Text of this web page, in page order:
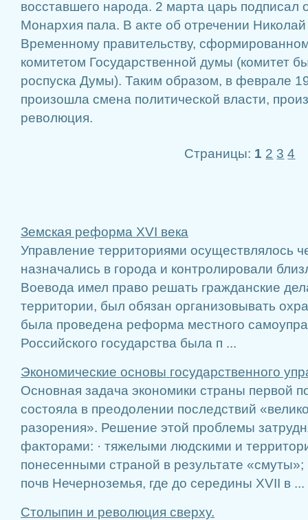
восставшего народа. 2 марта царь подписал
Монархия пала. В акте об отречении
Временному правительству,
комитетом Государственной думы (комитет
роспуска Думы). Таким образом, в феврале
произошла смена политической власти,
революция.
Страницы: 1 2 3 4
Земская реформа XVI века
Управление территориями осуществлялось
назначались в города и контролировали
Воевода имел право решать гражданские
территории, был обязан организовывать
была проведена реформа местного
Российского государства была п ...
Экономические основы государственного
Основная задача экономики страны первой
состояла в преодолении последствий
разорения». Решение этой проблемы
факторами: · тяжелыми людскими и
понесенными страной в результате
почв Нечерноземья, где до середины XVII в ...
Столыпин и революция сверху.